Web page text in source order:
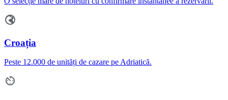
Croația
Peste 12.000 de unități de cazare pe Adriatică.